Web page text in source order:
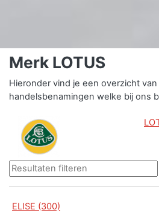
Merk LOTUS
Hieronder vind je een overzicht
handelsbenamingen welke bij ons
ELISE (300)